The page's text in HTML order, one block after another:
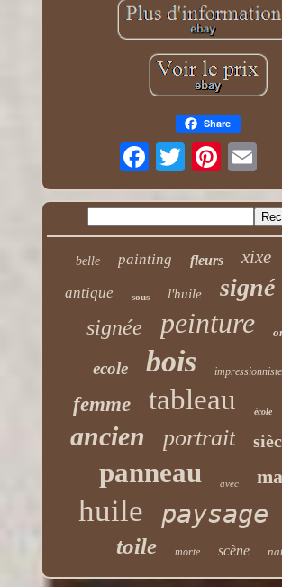
Share
belle painting fleurs xixe
antique sous l'huile signé
signée peinture
ecole bois impressionniste
femme tableau école
ancien portrait
panneau avec
huile paysage
toile morte scène